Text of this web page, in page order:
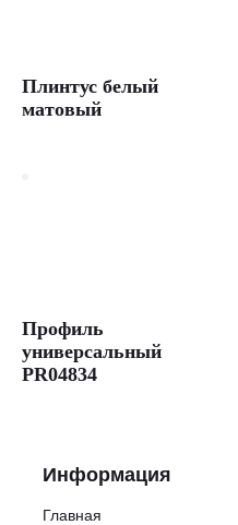
Плинтус белый
матовый
Профиль
универсальный
PR04834
Информация
Главная